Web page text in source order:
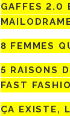
GAFFES 2.0
8 FEMMES
5 RAISONS
FAST
ÇA EXISTE,